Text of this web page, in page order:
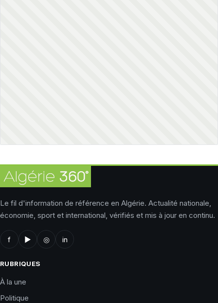
Le fil d'information de référence en Algérie. Actualité nationale,
économie, sport et international, vérifiés et mis à jour en continu.
f ▶ ◎ in
RUBRIQUES
À la une
Politique